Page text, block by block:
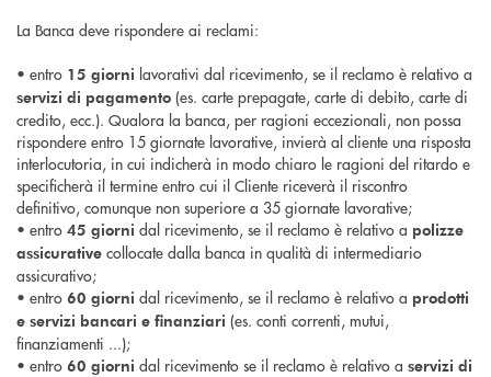
La Banca deve rispondere ai reclami:
• entro 15 giorni lavorativi dal ricevimento, se il reclamo è relativo a
servizi di pagamento (es. carte prepagate, carte di debito, carte di
credito, ecc.). Qualora la banca, per ragioni eccezionali, non possa
rispondere entro 15 giornate lavorative, invierà al cliente una risposta
interlocutoria, in cui indicherà in modo chiaro le ragioni del ritardo e
specificherà il termine entro cui il Cliente riceverà il riscontro
definitivo, comunque non superiore a 35 giornate lavorative;
• entro 45 giorni dal ricevimento, se il reclamo è relativo a polizze
assicurative collocate dalla banca in qualità di intermediario
assicurativo;
• entro 60 giorni dal ricevimento, se il reclamo è relativo a prodotti
e servizi bancari e finanziari (es. conti correnti, mutui,
finanziamenti ...);
• entro 60 giorni dal ricevimento se il reclamo è relativo a servizi di